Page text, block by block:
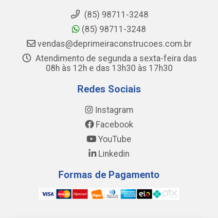
(85) 98711-3248
(85) 98711-3248
vendas@deprimeiraconstrucoes.com.br
Atendimento de segunda a sexta-feira das
08h às 12h e das 13h30 às 17h30
Redes Sociais
Instagram
Facebook
YouTube
Linkedin
Formas de Pagamento